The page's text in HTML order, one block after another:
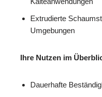
Extrudierte
Umgebungen
Ihre Nutzen im
Dauerhafte